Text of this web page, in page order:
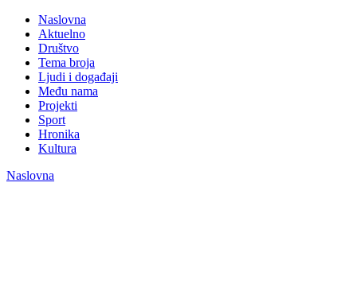
Naslovna
Aktuelno
Društvo
Tema broja
Ljudi i događaji
Među nama
Projekti
Sport
Hronika
Kultura
Naslovna